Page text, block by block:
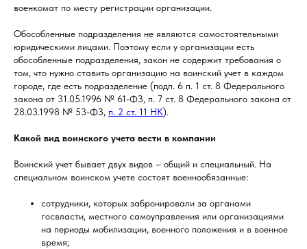
военкомат по месту регистрации организации.
Обособленные подразделения не являются самостоятельными
юридическими лицами. Поэтому если у организации есть
обособленные подразделения, закон не содержит требования о
том, что нужно ставить организацию на воинский учет в каждом
городе, где есть подразделение (подп. 6 п. 1 ст. 8 Федерального
закона от 31.05.1996 № 61-ФЗ, п. 7 ст. 8 Федерального закона от
28.03.1998 № 53-ФЗ, п. 2 ст. 11 НК).
Какой вид воинского учета вести в компании
Воинский учет бывает двух видов – общий и специальный. На
специальном воинском учете состоят военнообязанные:
сотрудники, которых забронировали за органами
госвласти, местного самоуправления или организациями
на периоды мобилизации, военного положения и в военное
время;